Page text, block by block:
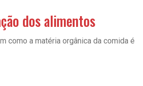
dos alimentos
como a matéria orgânica da comida é